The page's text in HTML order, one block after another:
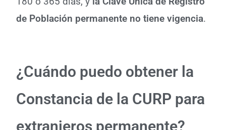
de Población permanente no tiene vigencia.
¿Cuándo puedo obtener la
Constancia de la CURP para
extranjeros permanente?